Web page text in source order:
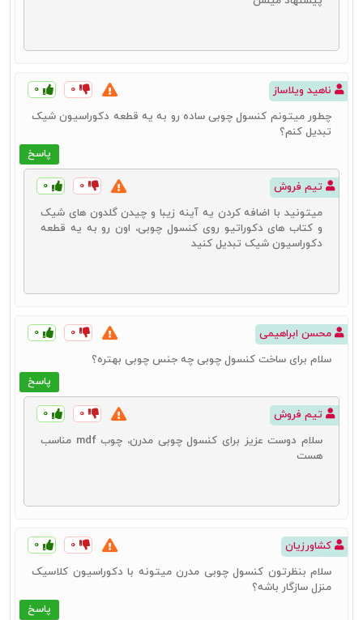
ناهید ویلاساز ۰ ۰
پاسخ
چطور میتونم کنسول چوبی ساده رو به یه قطعه دکوراسیون شیک
تبدیل کنم؟
تیم فروش ۰ ۰
میتونید با اضافه کردن یه آینه زیبا و چیدن گلدون های شیک
و کتاب های دکوراتیو روی کنسول چوبی، اون رو به یه قطعه
دکوراسیون شیک تبدیل کنید
محسن ابراهیمی ۰ ۰
پاسخ
سلام برای ساخت کنسول چوبی چه جنس چوبی بهتره؟
تیم فروش ۰ ۰
سلام دوست عزیز برای کنسول چوبی مدرن، چوب mdf مناسب
هست
کشاورزیان ۰ ۰
پاسخ
سلام بنظرتون کنسول چوبی مدرن میتونه با دکوراسیون کلاسیک
منزل سازگار باشه؟